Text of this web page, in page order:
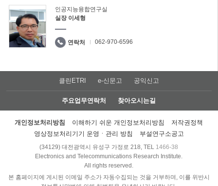
인공지능융합연구실
실장 이세형
연락처 062-970-6596
클린ETRI e-신문고 공익신고
주요업무연락처 찾아오시는길
개인정보처리방침 이해하기 쉬운 개인정보처리방침
저작권정책
영상정보처리기기 운영ㆍ관리 방침
부설연구소공고
(34129) 대전광역시 유성구 가정로 218, TEL 1466-38
Electronics and Telecommunications Research Institute.
All rights reserved.
본 홈페이지에 게시된 이메일 주소가 자동수집되는 것을 거부하며, 이를 위반시